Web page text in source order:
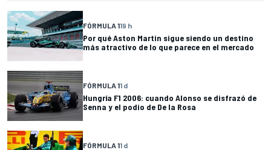
FÓRMULA 119 h
Por qué Aston Martin sigue siendo un destino
más atractivo de lo que parece en el mercado
FÓRMULA 11 d
Hungría F1 2006: cuando Alonso se disfrazó de
Senna y el podio de De la Rosa
FÓRMULA 11 d